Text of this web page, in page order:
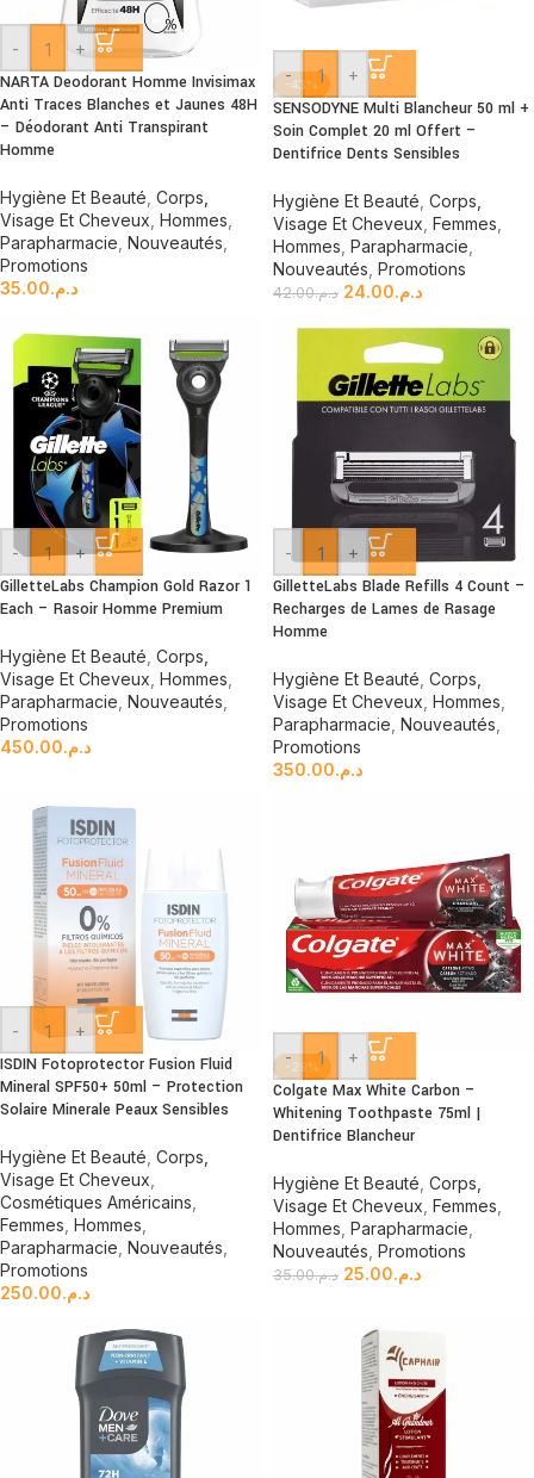
- +
NARTA Deodorant Homme Invisimax
Anti Traces Blanches et Jaunes 48H
– Déodorant Anti Transpirant
Homme
Hygiène Et Beauté Corps,
Visage Et Cheveux Hommes
Parapharmacie Nouveautés
Promotions
د.م.35.00
-43%
- +
SENSODYNE Multi Blancheur 50 ml +
Soin Complet 20 ml Offert –
Dentifrice Dents Sensibles
Hygiène Et Beauté Corps,
Visage Et Cheveux Femmes
Hommes Parapharmacie
Nouveautés Promotions
د.م.42.00 د.م.24.00
- +
GilletteLabs Champion Gold Razor 1
Each – Rasoir Homme Premium
Hygiène Et Beauté Corps,
Visage Et Cheveux Hommes
Parapharmacie Nouveautés
Promotions
د.م.450.00
- +
GilletteLabs Blade Refills 4 Count –
Recharges de Lames de Rasage
Homme
Hygiène Et Beauté Corps,
Visage Et Cheveux Hommes
Parapharmacie Nouveautés
Promotions
د.م.350.00
- +
ISDIN Fotoprotector Fusion Fluid
Mineral SPF50+ 50ml – Protection
Solaire Minerale Peaux Sensibles
Hygiène Et Beauté Corps,
Visage Et Cheveux
Cosmétiques Américains
Femmes Hommes
Parapharmacie Nouveautés
Promotions
د.م.250.00
-29%
- +
Colgate Max White Carbon –
Whitening Toothpaste 75ml |
Dentifrice Blancheur
Hygiène Et Beauté Corps,
Visage Et Cheveux Femmes
Hommes Parapharmacie
Nouveautés Promotions
د.م.35.00 د.م.25.00